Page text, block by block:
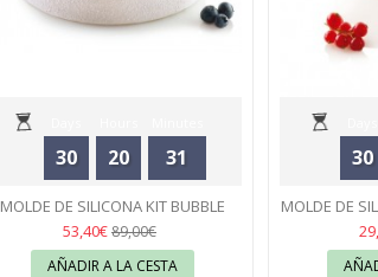
30 20 31
43
MOLDE DE SILICONA KIT BUBBLE
CROWN - SILIKOMART
53,40€89,00€
AÑADIR A LA CESTA
30
MOLDE DE
-